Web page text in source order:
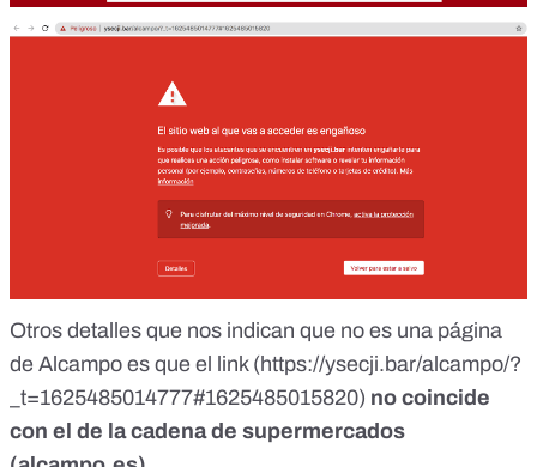
Otros detalles que nos indican que no es una página
de Alcampo es que el link (https://ysecji.bar/alcampo/?
_t=1625485014777#1625485015820) no coincide
con el de la cadena de supermercados